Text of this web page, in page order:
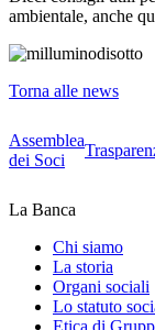
ambientale, anche
Torna alle news
Assemblea
dei Soci
La Banca
Chi siamo
La storia
Organi sociali
Lo statuto
Etica di